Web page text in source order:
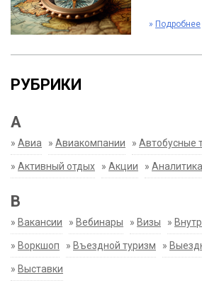
» Подробнее
РУБРИКИ
А
» Авиа » Авиакомпании » Автобусные
» Активный отдых » Акции » Аналитика
В
» Вакансии » Вебинары » Визы »
» Воркшоп » Въездной туризм »
» Выставки